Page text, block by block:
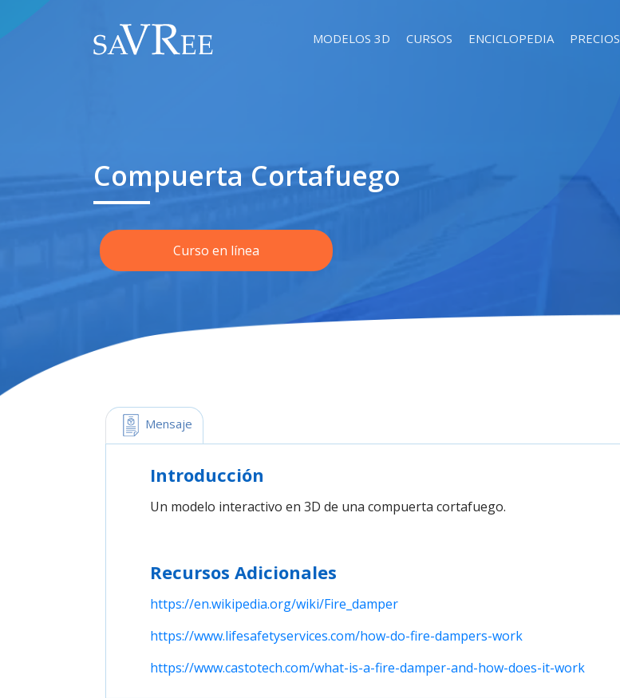
MODELOS 3D CURSOS ENCICLOPEDIA PRECIOS
Compuerta Cortafuego
Curso en línea
Mensaje
Introducción
Un modelo interactivo en 3D de una compuerta cortafuego.
Recursos Adicionales
https://en.wikipedia.org/wiki/Fire_damper
https://www.lifesafetyservices.com/how-do-fire-dampers-work
https://www.castotech.com/what-is-a-fire-damper-and-how-does-it-work